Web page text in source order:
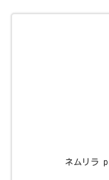
ネムリラ